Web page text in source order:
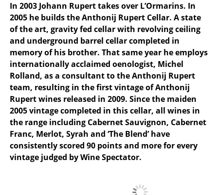
In 2003 Johann Rupert takes over L’Ormarins. In
2005 he builds the Anthonij Rupert Cellar. A state
of the art, gravity fed cellar with revolving ceiling
and underground barrel cellar completed in
memory of his brother. That same year he employs
internationally acclaimed oenologist, Michel
Rolland, as a consultant to the Anthonij Rupert
team, resulting in the first vintage of Anthonij
Rupert wines released in 2009. Since the maiden
2005 vintage completed in this cellar, all wines in
the range including Cabernet Sauvignon, Cabernet
Franc, Merlot, Syrah and ‘The Blend’ have
consistently scored 90 points and more for every
vintage judged by Wine Spectator.